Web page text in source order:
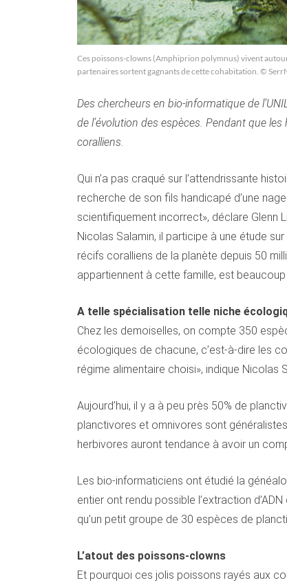
Ces poissons-clowns (Amphiprion polymnus) vivent
partenaires sortent gagnants de cette cohabitation. ©
Des chercheurs en bio-informatique de
de l’évolution des espèces. Pendant que
coralliens.
Qui n’a pas craqué sur l’attendrissante
recherche de son fils handicapé d’une
scientifiquement incorrect», déclare Glenn
Nicolas Salamin, il participe à une étude
récifs coralliens de la planète depuis 50
appartiennent à cette famille, est
A telle spécialisation telle niche
Chez les demoiselles, on compte 350
écologiques de chacune, c’est-à-dire les
régime alimentaire choisi», indique Nicolas
Aujourd’hui, il y a à peu près 50% de
planctivores et omnivores sont
herbivores auront tendance à avoir un
Les bio-informaticiens ont étudié la
entier ont rendu possible l’extraction
qu’un petit groupe de 30 espèces de
L’atout des poissons-clowns
Et pourquoi ces jolis poissons rayés aux